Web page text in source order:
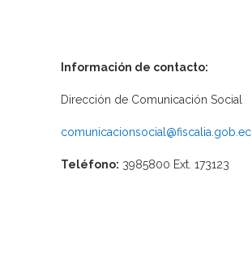
Información de contacto:
Dirección de Comunicación Social
comunicacionsocial@fiscalia.gob.ec
Teléfono: 3985800 Ext. 173123